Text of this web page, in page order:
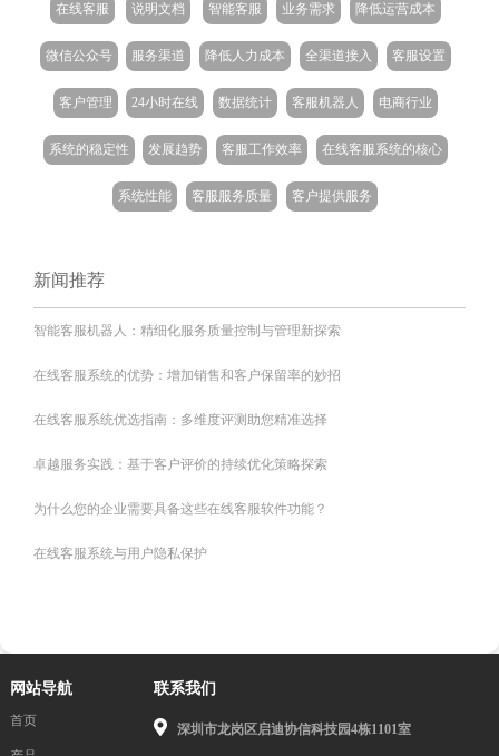
在线客服 说明文档 智能客服 业务需求 降低运营成本
微信公众号 服务渠道 降低人力成本 全渠道接入 客服设置
客户管理 24小时在线 数据统计 客服机器人 电商行业
系统的稳定性 发展趋势 客服工作效率 在线客服系统的核心
系统性能 客服服务质量 客户提供服务
新闻推荐
智能客服机器人：精细化服务质量控制与管理新探索
在线客服系统的优势：增加销售和客户保留率的妙招
在线客服系统优选指南：多维度评测助您精准选择
卓越服务实践：基于客户评价的持续优化策略探索
为什么您的企业需要具备这些在线客服软件功能？
在线客服系统与用户隐私保护
网站导航
首页
联系我们
深圳市龙岗区启迪协信科技园4栋1101室